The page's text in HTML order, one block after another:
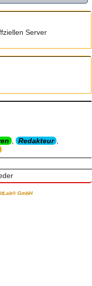
Server
Redakteur
GmbH